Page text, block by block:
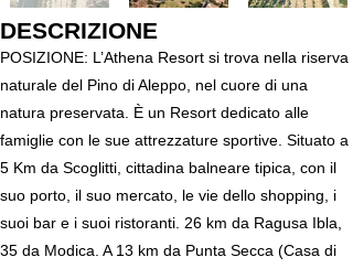
DESCRIZIONE
POSIZIONE: L’Athena Resort si trova nella riserva
naturale del Pino di Aleppo, nel cuore di una
natura preservata. È un Resort dedicato alle
famiglie con le sue attrezzature sportive. Situato a
5 Km da Scoglitti, cittadina balneare tipica, con il
suo porto, il suo mercato, le vie dello shopping, i
suoi bar e i suoi ristoranti. 26 km da Ragusa Ibla,
35 da Modica. A 13 km da Punta Secca (Casa di